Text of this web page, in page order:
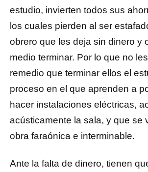
estudio, invierten todos sus
los cuales pierden al ser
obrero que les deja sin dinero y
medio terminar. Por lo que no
remedio que terminar ellos el
proceso en el que aprenden a
hacer instalaciones eléctricas,
acústicamente la sala, y que se
obra faraónica e interminable.
Ante la falta de dinero, tienen